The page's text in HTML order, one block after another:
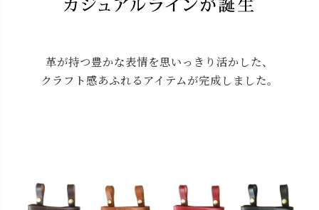
革が持つ豊かな表情を思いっきり活かした、
クラフト感あふれるアイテムが完成しました。